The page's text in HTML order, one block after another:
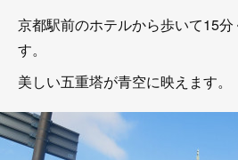
京都駅前のホテルから歩いて15
す。
美しい五重塔が青空に映えます。